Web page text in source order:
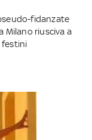
fidanzate
Milano riusciva a
festini